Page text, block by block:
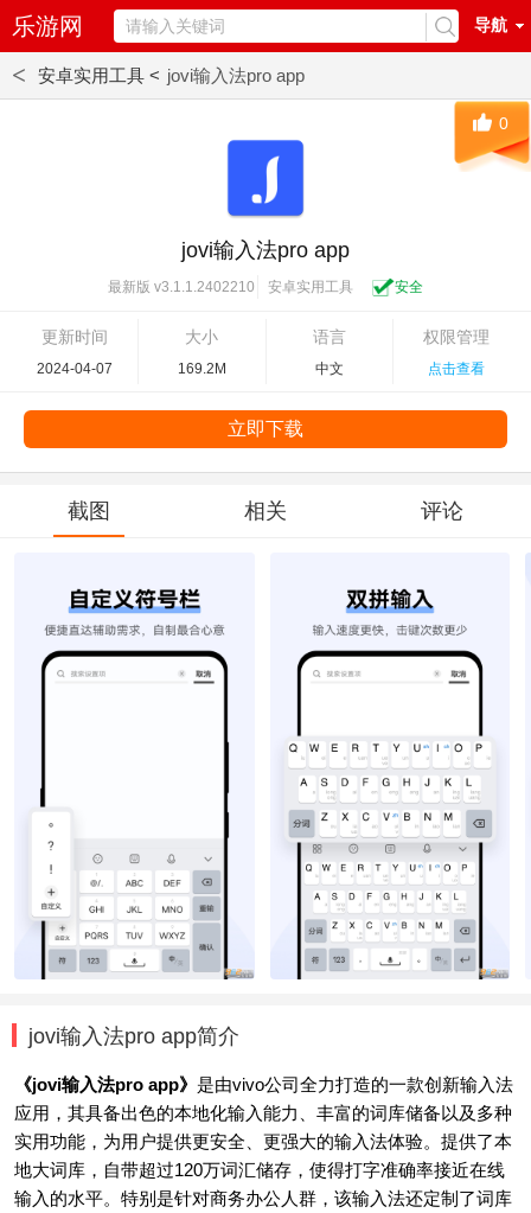
乐游网 导航
< 安卓实用工具 < jovi输入法pro app
jovi输入法pro app
最新版 v3.1.1.2402210 安卓实用工具 安全
更新时间
2024-04-07
大小
169.2M
语言
中文
权限管理
点击查看
0
立即下载
截图 相关 评论
jovi输入法pro app简介
《jovi输入法pro app》 是由vivo公司全力打造的一款创新输入法
应用，其具备出色的本地化输入能力、丰富的词库储备以及多种
实用功能，为用户提供更安全、更强大的输入法体验。提供了本
地大词库，自带超过120万词汇储存，使得打字准确率接近在线
输入的水平。特别是针对商务办公人群，该输入法还定制了词库